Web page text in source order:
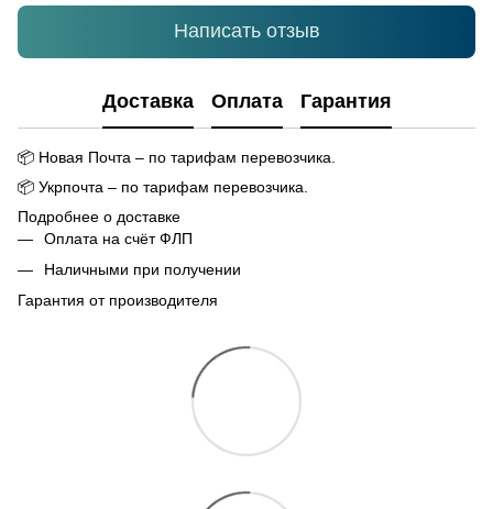
Написать отзыв
Доставка Оплата Гарантия
📦 Новая Почта – по тарифам перевозчика.
📦 Укрпочта – по тарифам перевозчика.
Подробнее о доставке
Оплата на счёт ФЛП
Наличными при получении
Гарантия от производителя